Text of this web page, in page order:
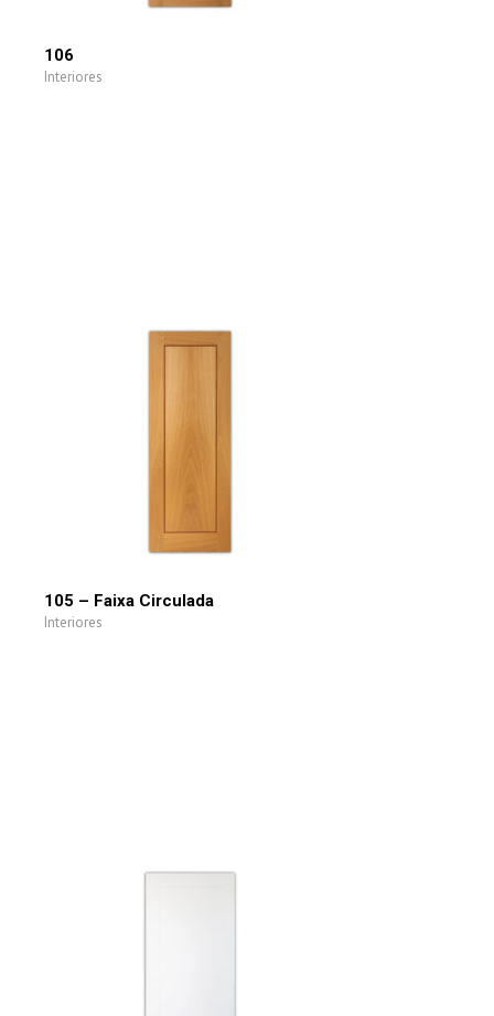
106
Interiores
105 – Faixa Circulada
Interiores